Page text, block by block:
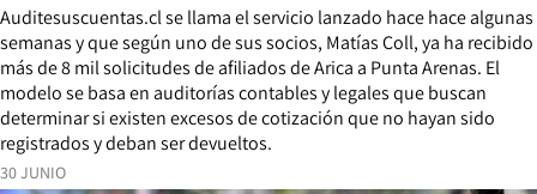
30 JUNIO
Auditesuscuentas.cl se llama el servicio lanzado hace hace algunas
semanas y que según uno de sus socios, Matías Coll, ya ha recibido
más de 8 mil solicitudes de afiliados de Arica a Punta Arenas. El
modelo se basa en auditorías contables y legales que buscan
determinar si existen excesos de cotización que no hayan sido
registrados y deban ser devueltos.